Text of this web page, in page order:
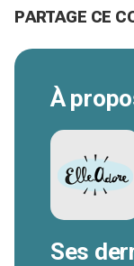
PARTAGE CE
À
Ses